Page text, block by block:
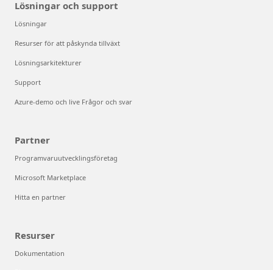
Lösningar och support
Lösningar
Resurser för att påskynda tillväxt
Lösningsarkitekturer
Support
Azure-demo och live Frågor och svar
Partner
Programvaruutvecklingsföretag
Microsoft Marketplace
Hitta en partner
Resurser
Dokumentation